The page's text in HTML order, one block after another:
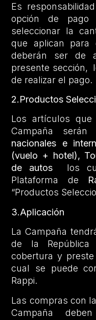
Es
opción de
seleccionar la
que aplican para
deberán ser de
presente sección,
de realizar el pago.
2.Productos
Los artículos
Campaña
nacionales e
(vuelo + hotel),
de autos
los
Plataforma de
“Productos
3.Aplicación
La Campaña
de la República
cobertura y
cual se puede
Rappi.
Las compras con
Campaña